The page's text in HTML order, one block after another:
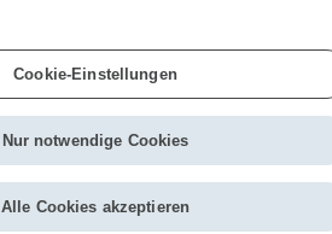
Cookie-Einstellungen
Nur notwendige Cookies
Alle Cookies akzeptieren